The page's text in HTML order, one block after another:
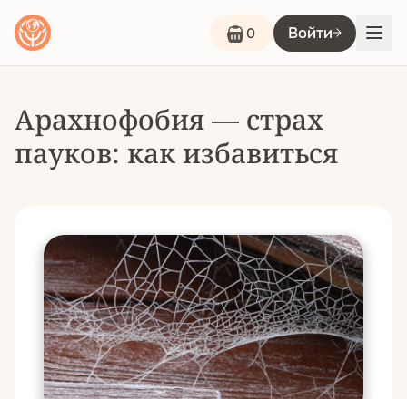
0 Войти
Арахнофобия — страх
пауков: как избавиться